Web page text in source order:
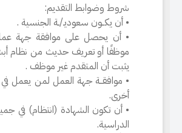
شروط وضوابط التقديم:
• أن يكــون سعوديـ/ـة الجنسية .
• أن يحصل على موافقة جهة
موظفًا أو تعريف حديث من نظام
يثبت أن المتقدم غير موظف .
• موافقــة جهة العمل لمن يعمل
أخرى.
• أن تكون الشهادة (انتظام) في
الدراسية.